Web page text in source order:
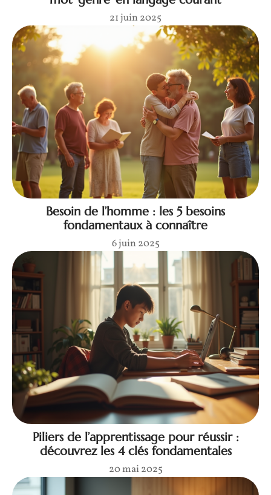
21 juin 2025
Besoin de l’homme : les 5 besoins
fondamentaux à connaître
6 juin 2025
Piliers de l’apprentissage pour réussir :
découvrez les 4 clés fondamentales
20 mai 2025